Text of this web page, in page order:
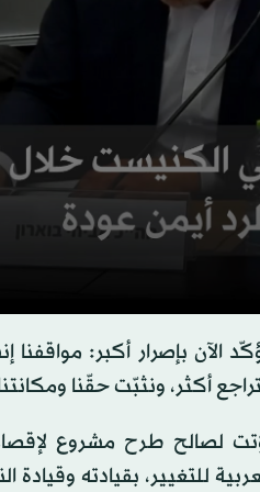
الآن بإصرار أكبر: مواقفنا
أكثر، ونثبّت حقّنا
لصالح طرح مشروع
للتغيير، بقيادته